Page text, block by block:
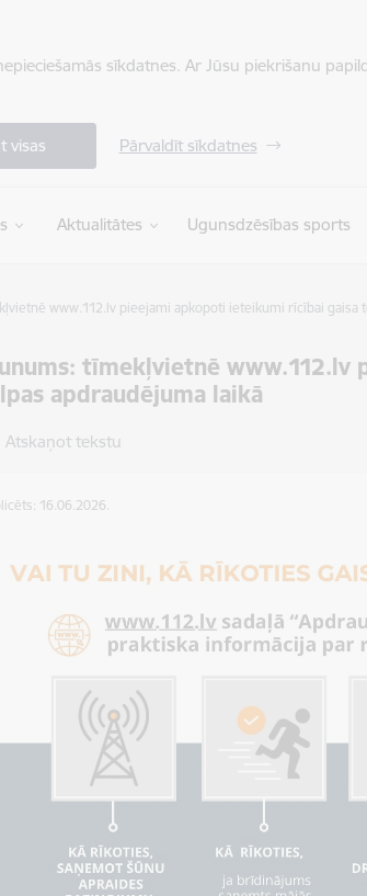
sīkdatnes. Ar Jūsu piekrišanu
visas Pārvaldīt sīkdatnes
Aktualitātes Ugunsdzēsības sports
www.112.lv pieejami apkopoti ieteikumi rīcībai gaisa
tīmekļvietnē
apdraudējuma laikā
Atskaņot tekstu
16.06.2026.